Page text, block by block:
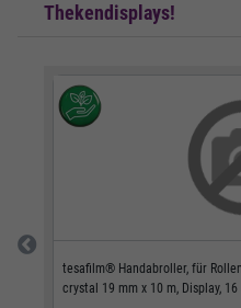
Thekendisplays!
tesafilm® Handabroller, für
crystal 19 mm x 10 m, Display,